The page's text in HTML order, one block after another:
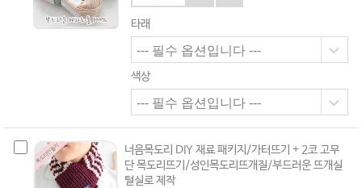
타래
색상
너음목도리 DIY 재료 패키지/가터뜨기 + 2코 고무
단 목도리뜨기/성인목도리뜨개질/부드러운 뜨개실
털실로 제작